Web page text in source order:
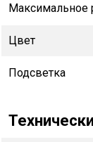
Максимальное
Цвет
Подсветка